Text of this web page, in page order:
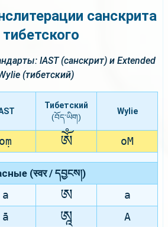
санскрита
тибетского
IAST (санскрит) и Extended
(тибетский)
Тибетский
(བོད་ཡིག)
Wylie
oṃ ཨོཾ oM
(स्वर / དབྱངས།)
a ཨ a
ā ཨཱ A